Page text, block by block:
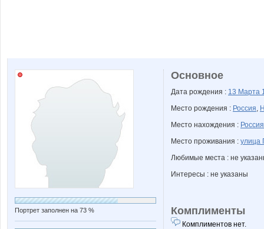
Портрет заполнен на 73 %
Основное
Дата рождения : 13 Марта
Место рождения : Россия,
Место нахождения : Россия
Место проживания : улица
Любимые места : не
Интересы : не указаны
Комплименты
Комплиментов нет.